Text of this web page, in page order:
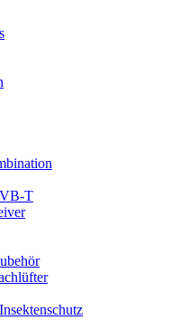
T